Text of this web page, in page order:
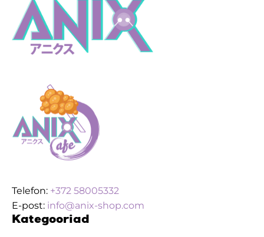
Telefon: +372 58005332
E-post: info@anix-shop.com
Kategooriad